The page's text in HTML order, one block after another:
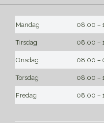
Mandag 08.00 –
Tirsdag 08.00 –
Onsdag 08.00 –
Torsdag 08.00 –
Fredag 08.00 –